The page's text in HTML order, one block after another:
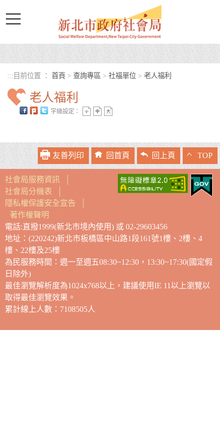
::: 目前位置 ： 首頁 > 查詢專區 > 社福單位 > 老人福利
老人福利
字級設定：
友善列印 回首頁 回上頁 TOP
社會局服務資訊
社會局分機表
隱私權保護安全宣告
著作權聲明
電話:直撥1999(新北市境內使用) 或 02-29603456
地址：(220242)新北市板橋區中山路1段161號1樓、2樓、4
樓、22樓及25樓
為民服務時間：週一至週五08:30~12:30，13:30~17:30(國定假
日除外)
最佳瀏覽解析度為1024x768以上，建議使用IE 11以上瀏覽以
取得最佳瀏覽效果。
累計線上人數：7108505人